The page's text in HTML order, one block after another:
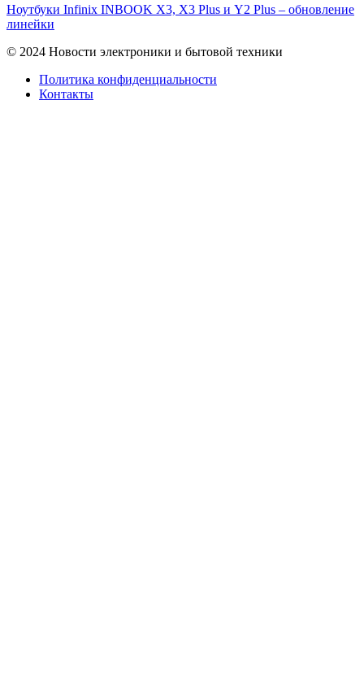
Ноутбуки Infinix INBOOK X3, X3 Plus и Y2 Plus – обновление
линейки
© 2024 Новости электроники и бытовой техники
Политика конфиденциальности
Контакты